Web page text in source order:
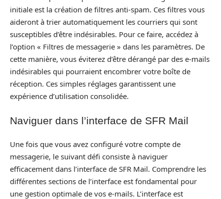
initiale est la création de filtres anti-spam. Ces filtres vous
aideront à trier automatiquement les courriers qui sont
susceptibles d’être indésirables. Pour ce faire, accédez à
l’option « Filtres de messagerie » dans les paramètres. De
cette manière, vous éviterez d’être dérangé par des e-mails
indésirables qui pourraient encombrer votre boîte de
réception. Ces simples réglages garantissent une
expérience d’utilisation consolidée.
Naviguer dans l’interface de SFR Mail
Une fois que vous avez configuré votre compte de
messagerie, le suivant défi consiste à naviguer
efficacement dans l’interface de SFR Mail. Comprendre les
différentes sections de l’interface est fondamental pour
une gestion optimale de vos e-mails. L’interface est